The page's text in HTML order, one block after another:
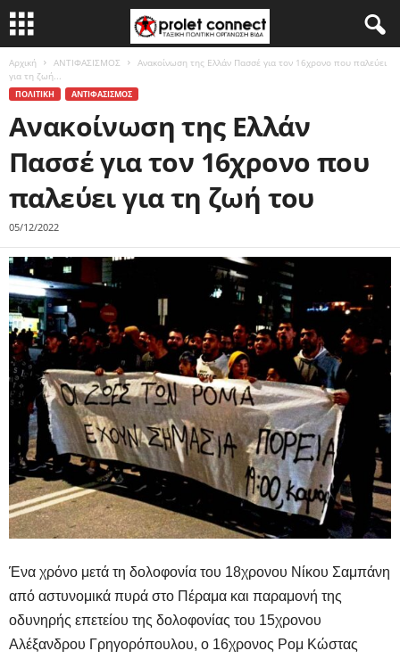
Αρχική ΑΝΤΙΦΑΣΙΣΜΟΣ
Ανακοίνωση της Ελλάν Πασσέ για τον 16χρονο που παλεύει
για τη ζωή...
ΠΟΛΙΤΙΚΗ ΑΝΤΙΦΑΣΙΣΜΟΣ
Ανακοίνωση της Ελλάν
Πασσέ για τον 16χρονο που
παλεύει για τη ζωή του
05/12/2022
Ένα χρόνο μετά τη δολοφονία του 18χρονου Νίκου Σαμπάνη
από αστυνομικά πυρά στο Πέραμα και παραμονή της
οδυνηρής επετείου της δολοφονίας του 15χρονου
Αλέξανδρου Γρηγορόπουλου, ο 16χρονος Ρομ Κώστας